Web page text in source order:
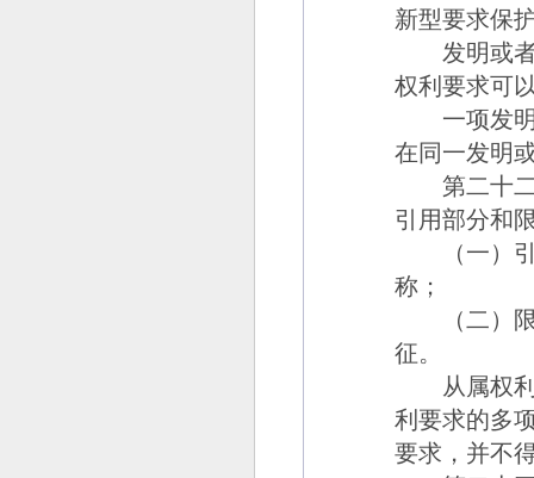
新型要求保
发明或者
权利要求可
一项发明
在同一发明
第二十
引用部分和
（一）引
称；
（二）限
征。
从属权利
利要求的多
要求，并不